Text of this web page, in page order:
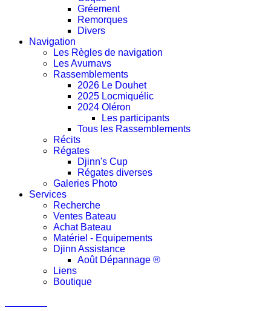
Gréement
Remorques
Divers
Navigation
Les Règles de navigation
Les Avurnavs
Rassemblements
2026 Le Douhet
2025 Locmiquélic
2024 Oléron
Les participants
Tous les Rassemblements
Récits
Régates
Djinn's Cup
Régates diverses
Galeries Photo
Services
Recherche
Ventes Bateau
Achat Bateau
Matériel - Equipements
Djinn Assistance
Août Dépannage ®
Liens
Boutique